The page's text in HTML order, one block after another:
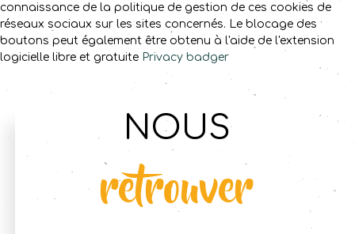
connaissance de la politique de gestion de ces cookies de
réseaux sociaux sur les sites concernés. Le blocage des
boutons peut également être obtenu à l'aide de l'extension
logicielle libre et gratuite Privacy badger
NOUS
retrouver